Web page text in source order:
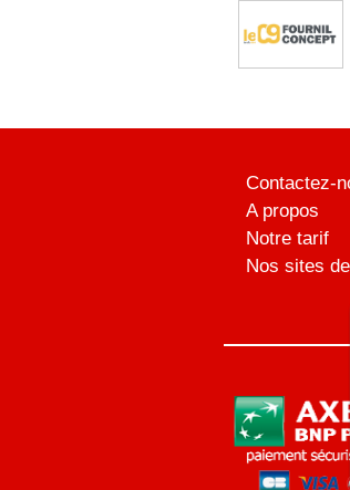
Contactez-
A propos
Notre tarif
Nos sites